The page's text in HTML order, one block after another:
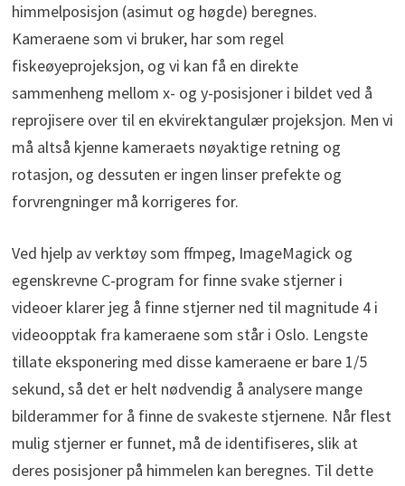
himmelposisjon (asimut og høgde) beregnes.
Kameraene som vi bruker, har som regel
fiskeøyeprojeksjon, og vi kan få en direkte
sammenheng mellom x- og y-posisjoner i bildet ved å
reprojisere over til en ekvirektangulær projeksjon. Men vi
må altså kjenne kameraets nøyaktige retning og
rotasjon, og dessuten er ingen linser prefekte og
forvrengninger må korrigeres for.
Ved hjelp av verktøy som ffmpeg, ImageMagick og
egenskrevne C-program for finne svake stjerner i
videoer klarer jeg å finne stjerner ned til magnitude 4 i
videoopptak fra kameraene som står i Oslo. Lengste
tillate eksponering med disse kameraene er bare 1/5
sekund, så det er helt nødvendig å analysere mange
bilderammer for å finne de svakeste stjernene. Når flest
mulig stjerner er funnet, må de identifiseres, slik at
deres posisjoner på himmelen kan beregnes. Til dette